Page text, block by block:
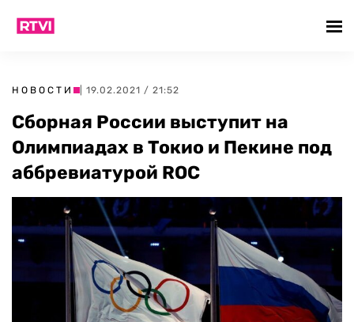
НОВОСТИ | 19.02.2021 / 21:52
Сборная России выступит на
Олимпиадах в Токио и Пекине под
аббревиатурой ROC